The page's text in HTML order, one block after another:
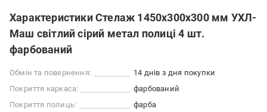
Характеристики Стелаж 1450x300x300 мм УХЛ-
Маш світлий сірий метал полиці 4 шт.
фарбований
Обмін та повернення:
14 днів з дня покупки
Покриття каркаса:
фарбований
Покриття полиць:
фарба